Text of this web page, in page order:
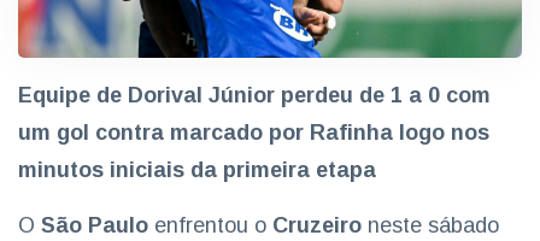
Equipe de Dorival Júnior perdeu de 1 a 0 com
um gol contra marcado por Rafinha logo nos
minutos iniciais da primeira etapa
O São Paulo enfrentou o Cruzeiro neste sábado